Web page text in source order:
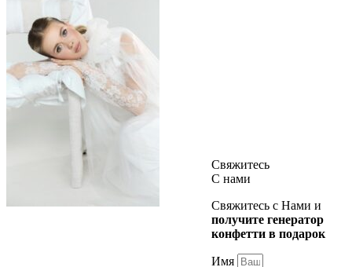
Свяжитесь
С нами
Свяжитесь с Нами и
получите генератор
конфетти в подарок
Имя